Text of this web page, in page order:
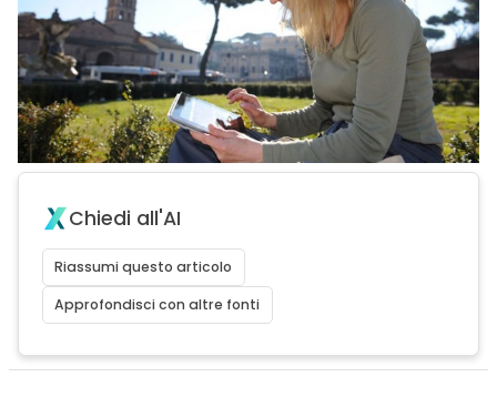
Chiedi all'AI
Riassumi questo articolo
Approfondisci con altre fonti